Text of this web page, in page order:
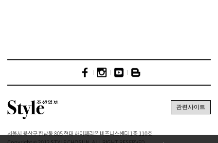
서울시 용산구 한남동 805 현대 하이페리온 비즈니스센터 1층 110호